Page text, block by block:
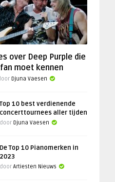
over Deep Purple die
moet kennen
Djuna Vaesen
Top 10 best verdienende
concerttournees aller tijden
door Djuna Vaesen
De Top 10 Pianomerken in
2023
door Artiesten Nieuws